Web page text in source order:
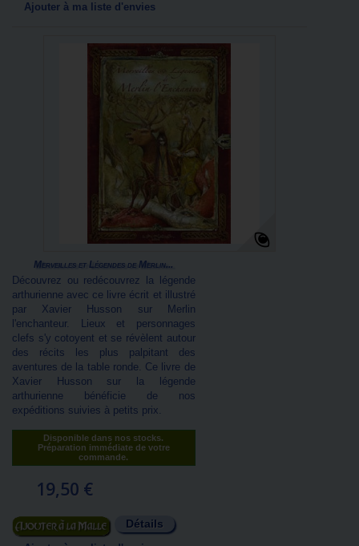
Ajouter à ma liste d'envies
Merveilles et Légendes de Merlin...
Découvrez ou redécouvrez la légende
arthurienne avec ce livre écrit et illustré
par Xavier Husson sur Merlin
l'enchanteur. Lieux et personnages
clefs s'y cotoyent et se révèlent autour
des récits les plus palpitant des
aventures de la table ronde. Ce livre de
Xavier Husson sur la légende
arthurienne bénéficie de nos
expéditions suivies à petits prix.
Disponible dans nos stocks.
Préparation immédiate de votre
commande.
19,50 €
Ajouter au panier Détails